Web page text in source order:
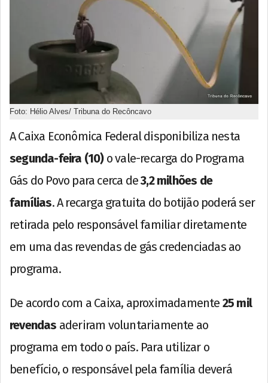
Foto: Hélio Alves/ Tribuna do Recôncavo
A Caixa Econômica Federal disponibiliza nesta
segunda-feira (10)o vale-recarga do Programa
Gás do Povo para cerca de3,2 milhões de
famílias. A recarga gratuita do botijão poderá ser
retirada pelo responsável familiar diretamente
em uma das revendas de gás credenciadas ao
programa.
De acordo com a Caixa, aproximadamente 25 mil
revendas aderiram voluntariamente ao
programa em todo o país. Para utilizar o
benefício, o responsável pela família deverá